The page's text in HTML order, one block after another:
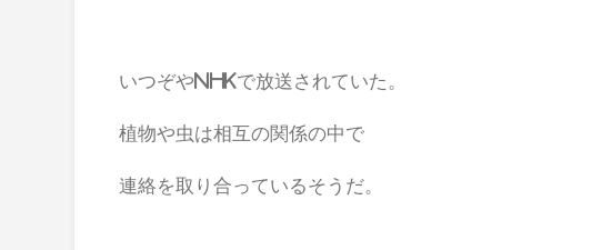
いつぞやNHKで放送されていた。
植物や虫は相互の関係の中で
連絡を取り合っているそうだ。